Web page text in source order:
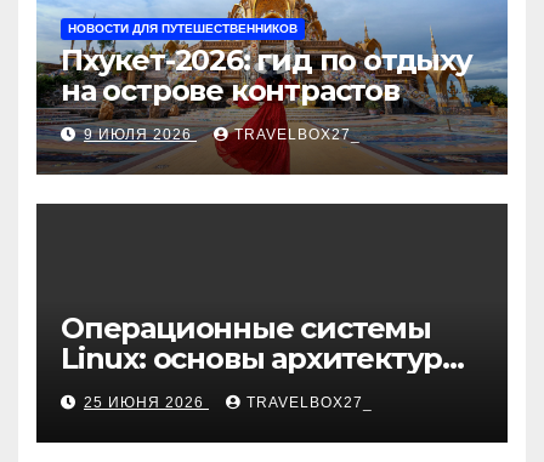
НОВОСТИ ДЛЯ ПУТЕШЕСТВЕННИКОВ
Пхукет-2026: гид по отдыху
на острове контрастов
9 ИЮЛЯ 2026 TRAVELBOX27_
Операционные системы
Linux: основы архитектуры,
компоненты и области
применения
25 ИЮНЯ 2026 TRAVELBOX27_